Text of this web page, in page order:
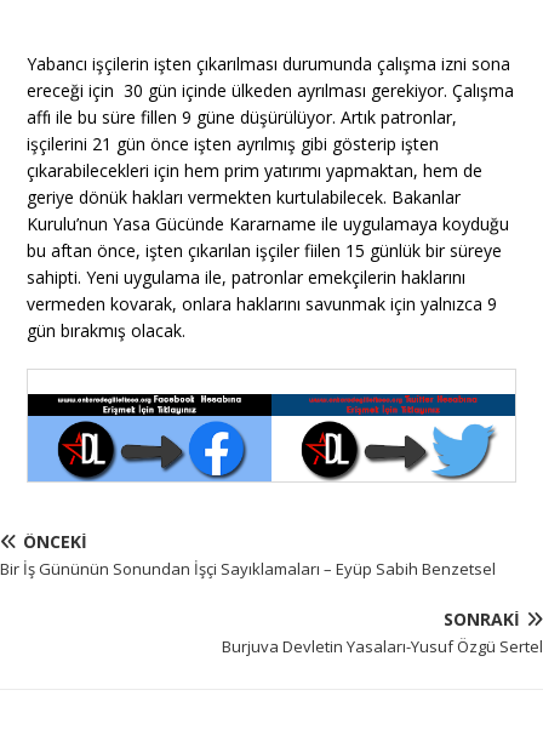
Yabancı işçilerin işten çıkarılması durumunda çalışma izni sona
ereceği için 30 gün içinde ülkeden ayrılması gerekiyor. Çalışma
affı ile bu süre fillen 9 güne düşürülüyor. Artık patronlar,
işçilerini 21 gün önce işten ayrılmış gibi gösterip işten
çıkarabilecekleri için hem prim yatırımı yapmaktan, hem de
geriye dönük hakları vermekten kurtulabilecek. Bakanlar
Kurulu’nun Yasa Gücünde Kararname ile uygulamaya koyduğu
bu aftan önce, işten çıkarılan işçiler fiilen 15 günlük bir süreye
sahipti. Yeni uygulama ile, patronlar emekçilerin haklarını
vermeden kovarak, onlara haklarını savunmak için yalnızca 9
gün bırakmış olacak.
ÖNCEKI
Bir İş Gününün Sonundan İşçi Sayıklamaları – Eyüp Sabih Benzetsel
SONRAKI
Burjuva Devletin Yasaları-Yusuf Özgü Sertel